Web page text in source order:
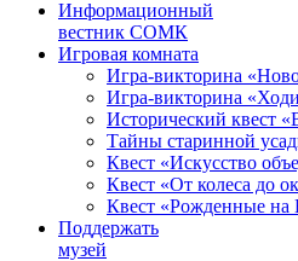
Информационный
вестник СОМК
Игровая комната
Игра-викторина
Игра-викторина
Исторический квест
Тайны старинной
Квест «Искусство
Квест «От колеса до
Квест «Рожденные на
Поддержать
музей